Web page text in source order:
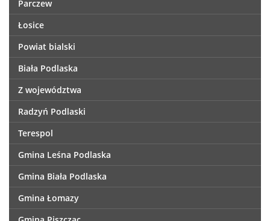
Parczew
Łosice
Powiat bialski
Biała Podlaska
Z województwa
Radzyń Podlaski
Terespol
Gmina Leśna Podlaska
Gmina Biała Podlaska
Gmina Łomazy